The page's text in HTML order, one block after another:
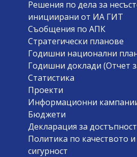
Решения по дела за
инициирани от ИА ГИТ
Съобщения по АПК
Стратегически планове
Годишни национални
Годишни доклади (Отчет
Статистика
Проекти
Информационни
Бюджети
Декларация за достъпност
Политика по качеството
сигурност